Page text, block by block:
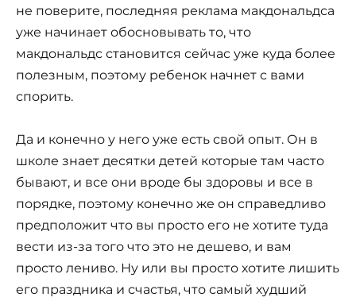
не поверите, последняя реклама макдональдса
уже начинает обосновывать то, что
макдональдс становится сейчас уже куда более
полезным, поэтому ребенок начнет с вами
спорить.
Да и конечно у него уже есть свой опыт. Он в
школе знает десятки детей которые там часто
бывают, и все они вроде бы здоровы и все в
порядке, поэтому конечно же он справедливо
предположит что вы просто его не хотите туда
вести из-за того что это не дешево, и вам
просто лениво. Ну или вы просто хотите лишить
его праздника и счастья, что самый худший